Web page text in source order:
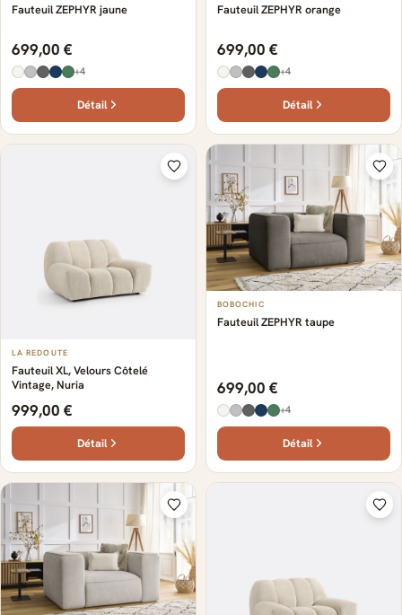
Fauteuil ZEPHYR jaune
699,00 €
+4
Détail
Fauteuil ZEPHYR orange
699,00 €
+4
Détail
LA REDOUTE
Fauteuil XL, Velours Côtelé
Vintage, Nuria
999,00 €
Détail
BOBOCHIC
Fauteuil ZEPHYR taupe
699,00 €
+4
Détail